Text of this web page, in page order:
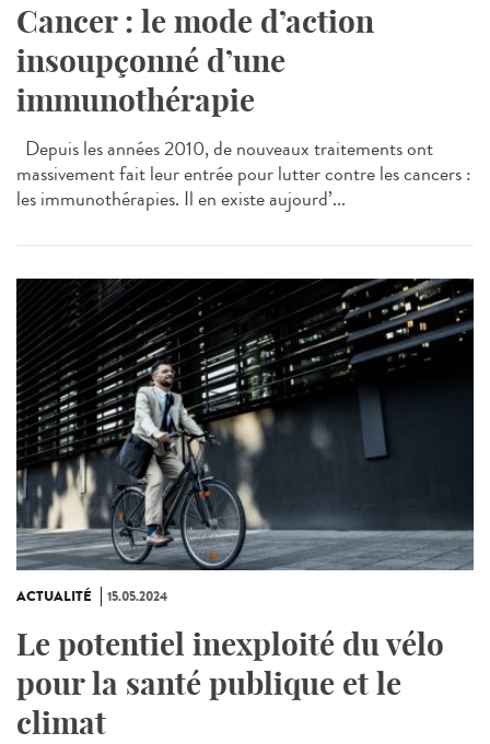
Cancer : le mode d’action
insoupçonné d’une
immunothérapie
Depuis les années 2010, de nouveaux traitements ont
massivement fait leur entrée pour lutter contre les cancers :
les immunothérapies. Il en existe aujourd’...
ACTUALITÉ 15.05.2024
Le potentiel inexploité du vélo
pour la santé publique et le
climat